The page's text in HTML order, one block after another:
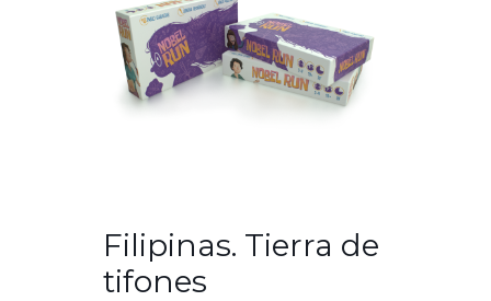
Filipinas. Tierra de
tifones